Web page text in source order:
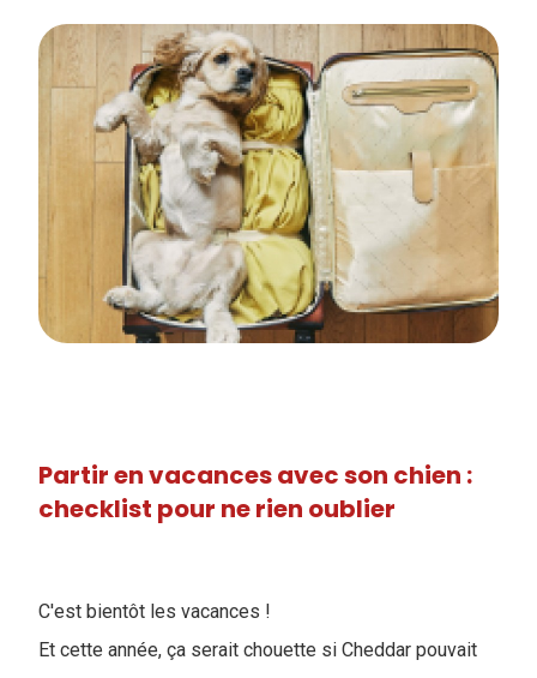
Partir en vacances avec son chien :
checklist pour ne rien oublier
C'est bientôt les vacances !
Et cette année, ça serait chouette si Cheddar pouvait